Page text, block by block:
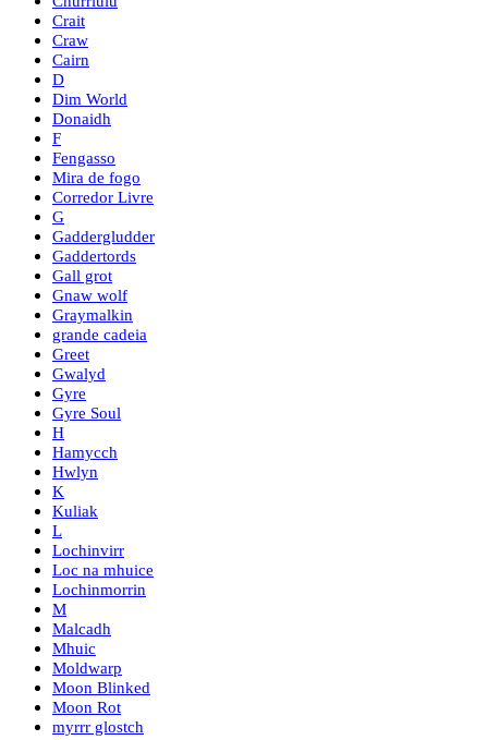
Crait
Craw
Cairn
D
Dim World
Donaidh
F
Fengasso
Mira de fogo
Corredor Livre
G
Gaddergludder
Gaddertords
Gall grot
Gnaw wolf
Graymalkin
grande cadeia
Greet
Gwalyd
Gyre
Gyre Soul
H
Hamycch
Hwlyn
K
Kuliak
L
Lochinvirr
Loc na mhuice
Lochinmorrin
M
Malcadh
Mhuic
Moldwarp
Moon Blinked
Moon Rot
myrrr glostch